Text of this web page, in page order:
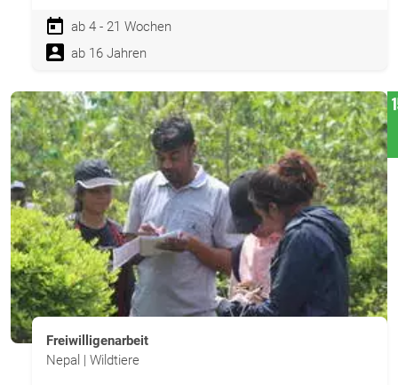
ab 4 - 21 Wochen
ab 16 Jahren
Freiwilligenarbeit
Nepal | Wildtiere